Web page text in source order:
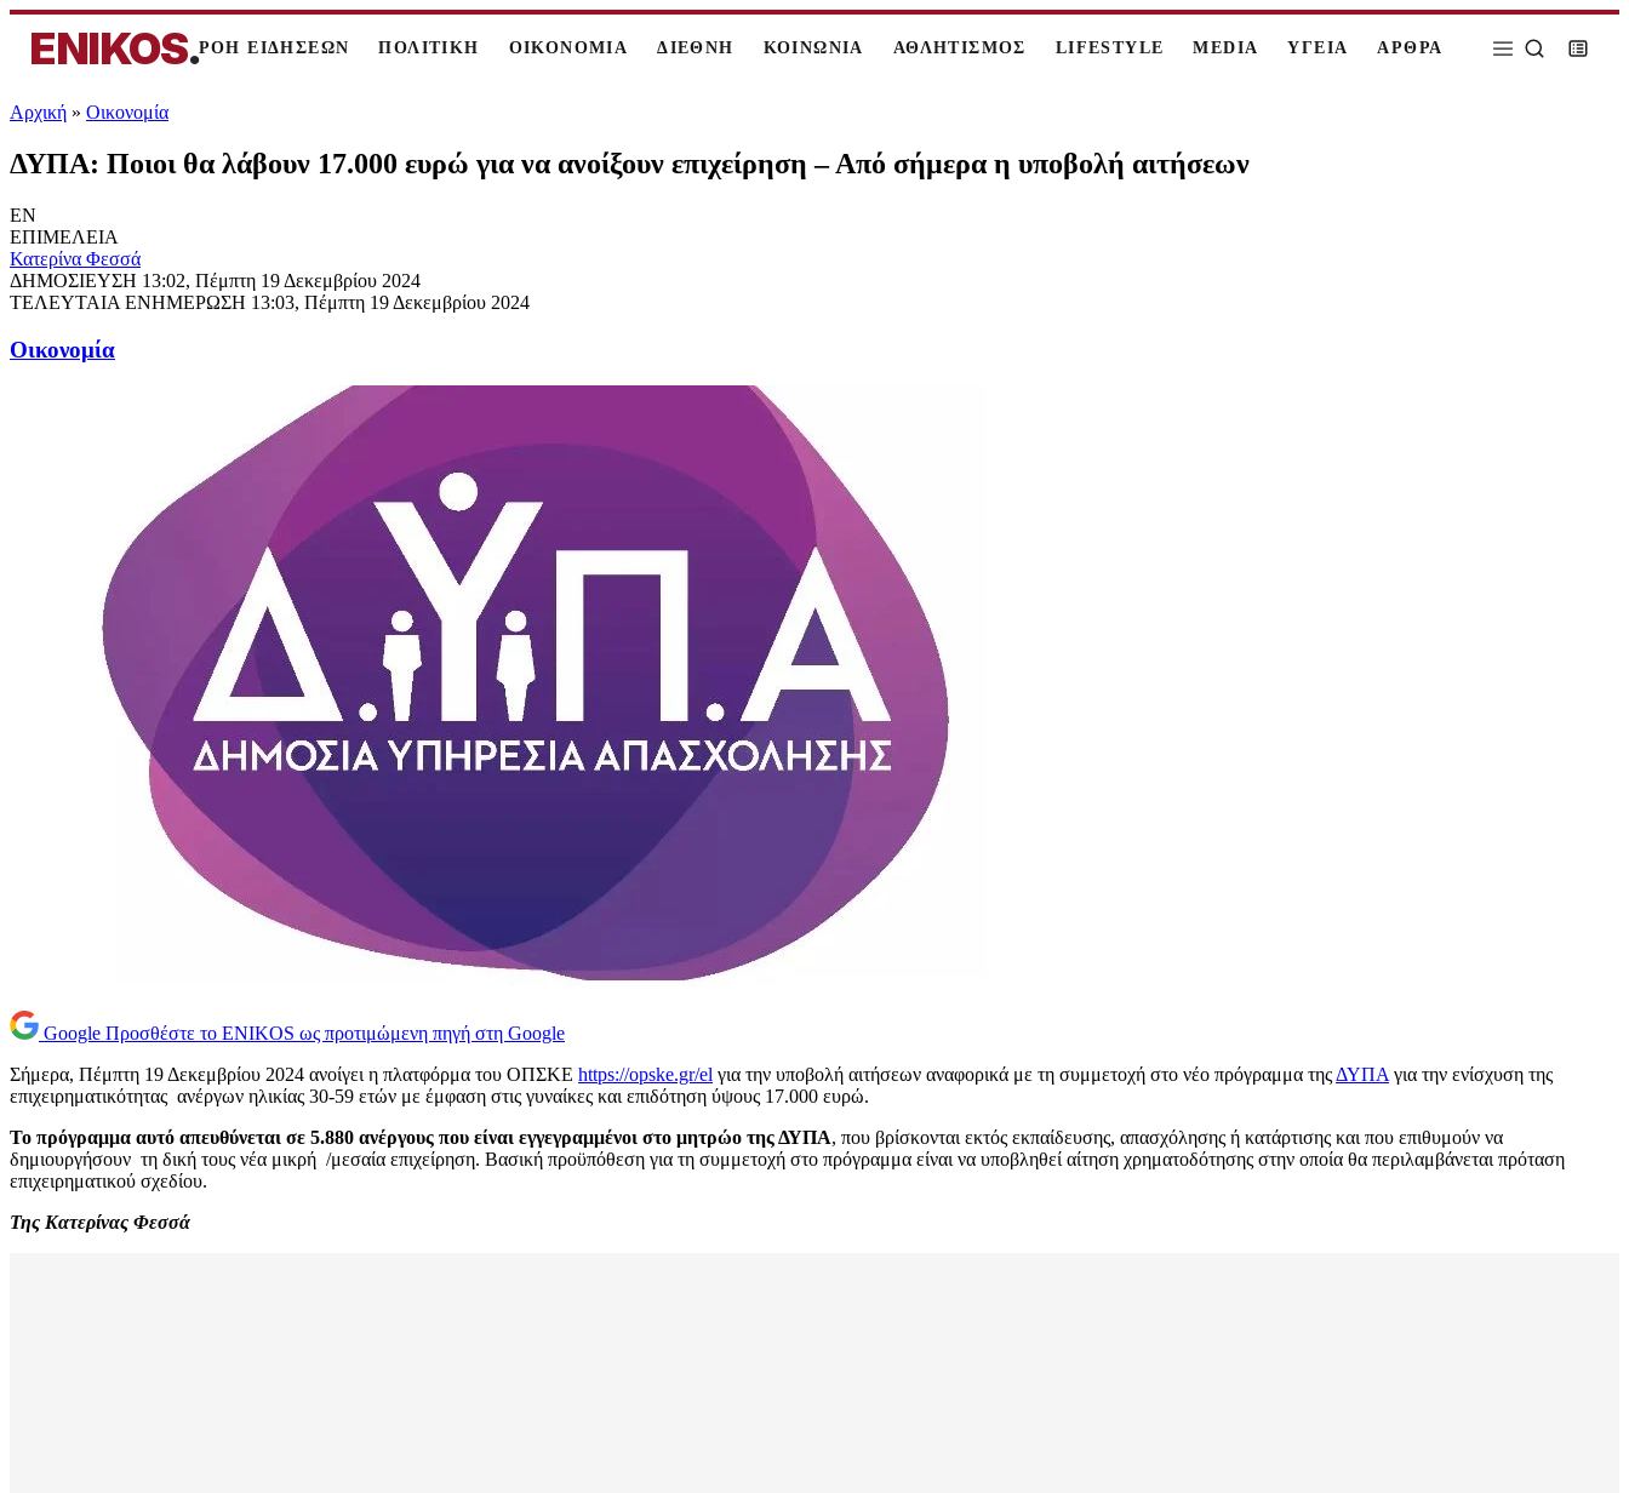
ENIKOS.ΡΟΗ ΕΙΔΗΣΕΩΝ ΠΟΛΙΤΙΚΗ ΟΙΚΟΝΟΜΙΑ ΔΙΕΘΝΗ ΚΟΙΝΩΝΙΑ ΑΘΛΗΤΙΣΜΟΣ LIFESTYLE MEDIA ΥΓΕΙΑ ΑΡΘΡΑ
Αρχική » Oικονομία
ΔΥΠΑ: Ποιοι θα λάβουν 17.000 ευρώ για να ανοίξουν επιχείρηση – Από σήμερα η υποβολή αιτήσεων
EN
ΕΠΙΜΕΛΕΙΑ
Κατερίνα Φεσσά
ΔΗΜΟΣΙΕΥΣΗ 13:02, Πέμπτη 19 Δεκεμβρίου 2024
ΤΕΛΕΥΤΑΙΑ ΕΝΗΜΕΡΩΣΗ 13:03, Πέμπτη 19 Δεκεμβρίου 2024
Oικονομία
Google Προσθέστε το ENIKOS ως προτιμώμενη πηγή στη Google
Σήμερα, Πέμπτη 19 Δεκεμβρίου 2024 ανοίγει η πλατφόρμα του ΟΠΣΚΕ https://opske.gr/el για την υποβολή αιτήσεων αναφορικά με τη συμμετοχή στο νέο πρόγραμμα της ΔΥΠΑ για την ενίσχυση της
επιχειρηματικότητας ανέργων ηλικίας 30-59 ετών με έμφαση στις γυναίκες και επιδότηση ύψους 17.000 ευρώ.
Το πρόγραμμα αυτό απευθύνεται σε 5.880 ανέργους που είναι εγγεγραμμένοι στο μητρώο της ΔΥΠΑ, που βρίσκονται εκτός εκπαίδευσης, απασχόλησης ή κατάρτισης και που επιθυμούν να
δημιουργήσουν τη δική τους νέα μικρή /μεσαία επιχείρηση. Βασική προϋπόθεση για τη συμμετοχή στο πρόγραμμα είναι να υποβληθεί αίτηση χρηματοδότησης στην οποία θα περιλαμβάνεται πρόταση
επιχειρηματικού σχεδίου.
Της Κατερίνας Φεσσά